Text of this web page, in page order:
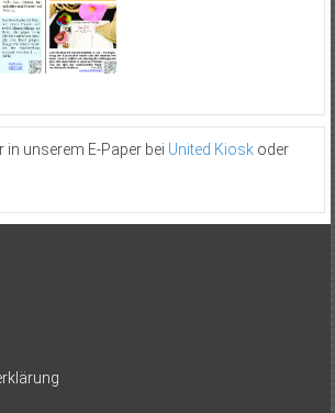
in unserem E-Paper bei United Kioskoder